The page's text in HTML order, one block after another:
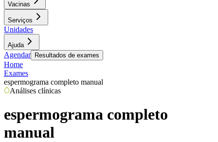
Vacinas
Serviços
Unidades
Ajuda
Agendar Resultados de exames
Home
Exames
espermograma completo manual
Análises clínicas
espermograma completo
manual